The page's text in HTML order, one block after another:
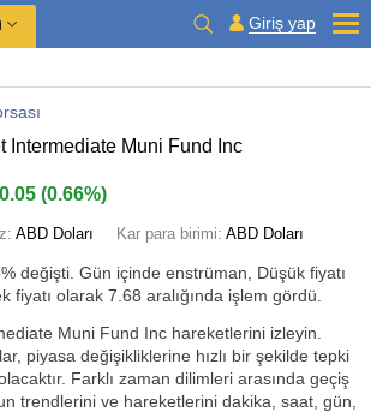
Giriş yap
Intermediate Muni Fund Inc
0.05 (0.66%)
ABD Doları Kar para birimi: ABD Doları
değişti. Gün içinde enstrüman, Düşük fiyatı
fiyatı olarak 7.68 aralığında işlem gördü.
Muni Fund Inc hareketlerini izleyin.
piyasa değişikliklerine hızlı bir şekilde tepki
Farklı zaman dilimleri arasında geçiş
trendlerini ve hareketlerini dakika, saat, gün,